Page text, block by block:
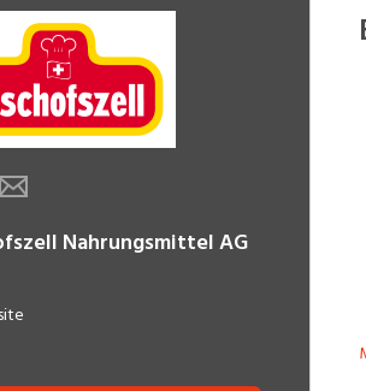
Nahrungsmittel AG